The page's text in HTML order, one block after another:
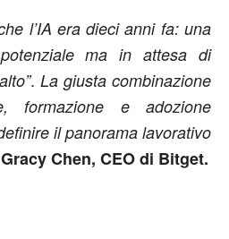
l’IA era dieci anni fa: una
ma in attesa di
. La giusta combinazione
formazione e adozione
il panorama lavorativo
Gracy Chen, CEO di Bitget.